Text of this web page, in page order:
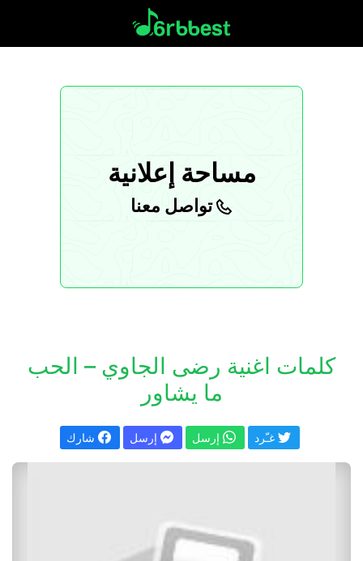
مساحة إعلانية
تواصل معنا
كلمات اغنية رضى الجاوي – الحب
ما يشاور